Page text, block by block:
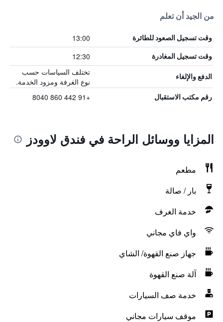
من الجيد أن تعلم
وقت تسجيل الصعود للطائرة 13:00
وقت تسجيل المغادرة 12:30
الدفع والإلغاء
تختلف السياسات حسب
نوع الغرفة ومزود الخدمة.
رقم مكتب الاستقبال +91 442 860 8040
المزايا ووسائل الراحة في فندق لاوودز
مطعم
بار / صالة
خدمة الغرف
واي فاي مجاني
جهاز صنع القهوة/ الشاي
آلة صنع القهوة
خدمة صف السيارات
موقف سيارات مجاني